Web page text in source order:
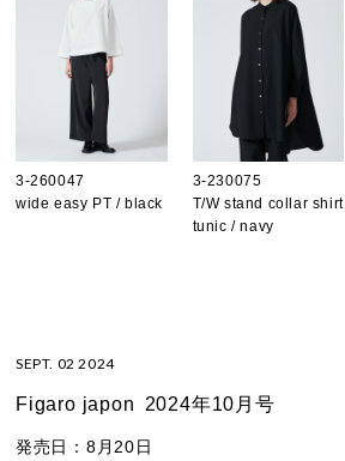
3-260047
wide easy PT / black
3-230075
T/W stand collar shirt
tunic / navy
SEPT. 02 2024
Figaro japon 2024年10月号
発売日： 8月20日